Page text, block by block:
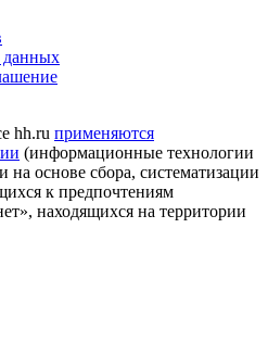
данных
hh.ru применяются
(информационные технологии
основе сбора, систематизации
к предпочтениям
находящихся на территории